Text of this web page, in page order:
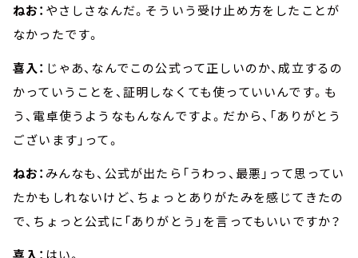
ねお： やさしさなんだ。そういう受け止め方をしたことが
なかったです。
喜入： じゃあ、なんでこの公式って正しいのか、成立するの
かっていうことを、証明しなくても使っていいんです。も
う、電卓使うようなもんなんですよ。だから、「ありがとう
ございます」って。
ねお： みんなも、公式が出たら「うわっ、最悪」って思ってい
たかもしれないけど、ちょっとありがたみを感じてきたの
で、ちょっと公式に「ありがとう」を言ってもいいですか？
喜入： はい。